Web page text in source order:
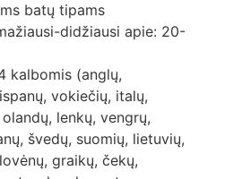
batų tipams
didžiausi apie: 20-
kalbomis (anglų,
vokiečių, italų,
lenkų, vengrų,
švedų, suomių, lietuvių,
graikų, čekų,